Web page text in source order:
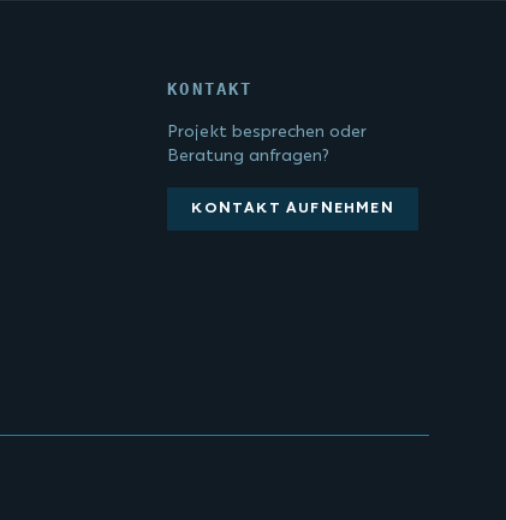
KONTAKT
Projekt besprechen oder
Beratung anfragen?
KONTAKT AUFNEHMEN